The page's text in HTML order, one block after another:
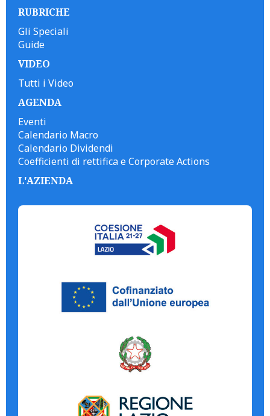
RUBRICHE
Gli Speciali
Guide
VIDEO
Tutti i Video
AGENDA
Eventi
Calendario Macro
Calendario Dividendi
Coefficienti di rettifica e Corporate Actions
L'AZIENDA